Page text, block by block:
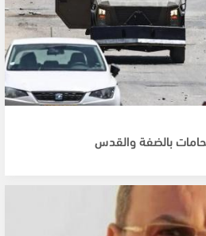
بالضفة والقدس